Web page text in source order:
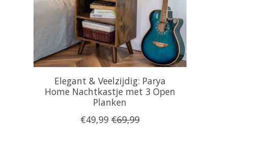
Elegant & Veelzijdig: Parya
Home Nachtkastje met 3 Open
Planken
€49,99 €69,99